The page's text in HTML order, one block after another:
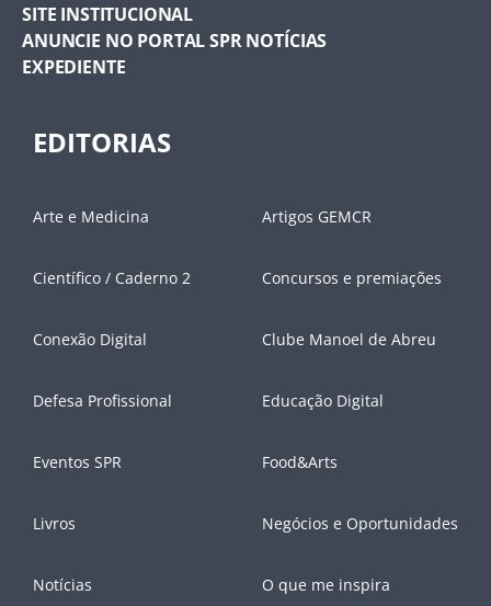
SITE INSTITUCIONAL
ANUNCIE NO PORTAL SPR NOTÍCIAS
EXPEDIENTE
EDITORIAS
Arte e Medicina Artigos GEMCR
Científico / Caderno 2 Concursos e premiações
Conexão Digital Clube Manoel de Abreu
Defesa Profissional Educação Digital
Eventos SPR Food&Arts
Livros Negócios e Oportunidades
Notícias O que me inspira